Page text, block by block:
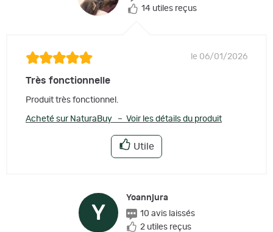
14 utiles reçus
le 06/01/2026
Très fonctionnelle
Produit très fonctionnel.
Acheté sur NaturaBuy – Voir les détails du produit
Utile
Y
Yoannjura
10 avis laissés
2 utiles reçus